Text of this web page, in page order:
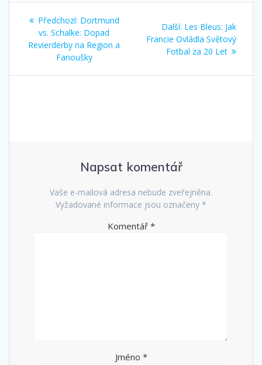
Navigace
pro
příspěvek
Předchozí: Předchozí
příspěvek:
Dortmund
vs. Schalke: Dopad
Revierderby na Region a
Fanoušky
Další: Další
příspěvek:
Les Bleus: Jak
Francie Ovládla Světový
Fotbal za 20 Let
Napsat komentář
Vaše e-mailová adresa nebude zveřejněna.
Vyžadované informace jsou označeny *
Komentář *
Jméno *